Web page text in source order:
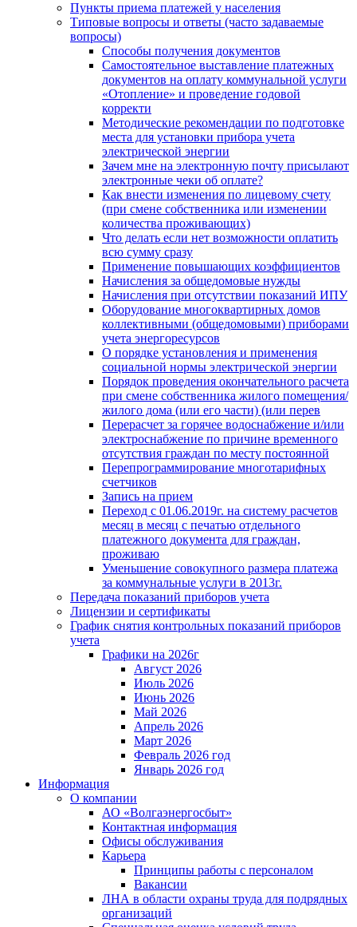
Пункты приема платежей у населения
Типовые вопросы и ответы (часто задаваемые
вопросы)
Способы получения документов
Самостоятельное выставление платежных
документов на оплату коммунальной услуги
«Отопление» и проведение годовой
корректи
Методические рекомендации по подготовке
места для установки прибора учета
электрической энергии
Зачем мне на электронную почту присылают
электронные чеки об оплате?
Как внести изменения по лицевому счету
(при смене собственника или изменении
количества проживающих)
Что делать если нет возможности оплатить
всю сумму сразу
Применение повышающих коэффициентов
Начисления за общедомовые нужды
Начисления при отсутствии показаний ИПУ
Оборудование многоквартирных домов
коллективными (общедомовыми) приборами
учета энергоресурсов
О порядке установления и применения
социальной нормы электрической энергии
Порядок проведения окончательного расчета
при смене собственника жилого помещения/
жилого дома (или его части) (или перев
Перерасчет за горячее водоснабжение и/или
электроснабжение по причине временного
отсутствия граждан по месту постоянной
Перепрограммирование многотарифных
счетчиков
Запись на прием
Переход с 01.06.2019г. на систему расчетов
месяц в месяц с печатью отдельного
платежного документа для граждан,
проживаю
Уменьшение совокупного размера платежа
за коммунальные услуги в 2013г.
Передача показаний приборов учета
Лицензии и сертификаты
График снятия контрольных показаний приборов
учета
Графики на 2026г
Август 2026
Июль 2026
Июнь 2026
Май 2026
Апрель 2026
Март 2026
Февраль 2026 год
Январь 2026 год
Информация
О компании
АО «Волгаэнергосбыт»
Контактная информация
Офисы обслуживания
Карьера
Принципы работы с персоналом
Вакансии
ЛНА в области охраны труда для подрядных
организаций